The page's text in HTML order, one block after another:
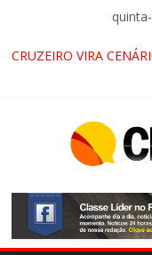
CRUZEIRO VIRA
PROMOTOR DO
ACESSO À
ALTERNATIVAS
LORENA,
PELA FÁBRICA DA